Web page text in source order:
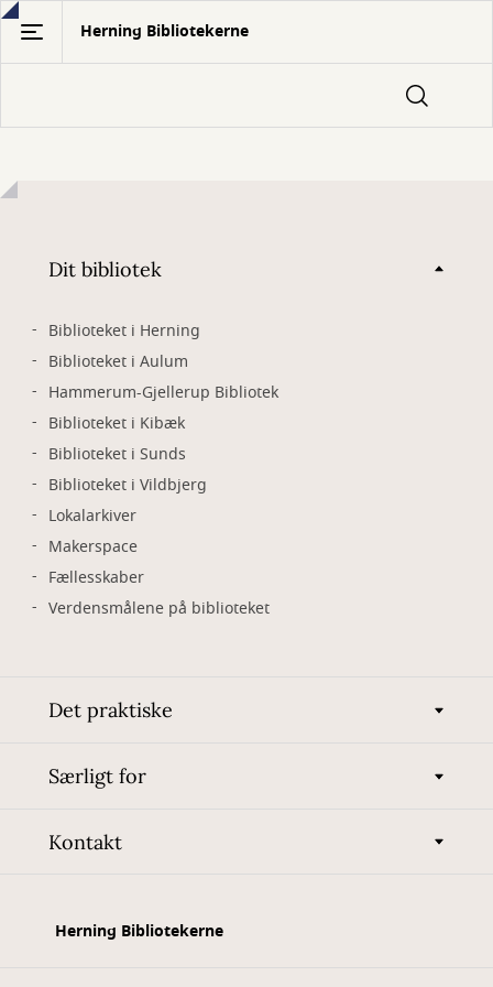
Gå
hovedindhold
Herning Bibliotekerne
Dit bibliotek
Biblioteket i Herning
Biblioteket i Aulum
Hammerum-Gjellerup Bibliotek
Biblioteket i Kibæk
Biblioteket i Sunds
Biblioteket i Vildbjerg
Lokalarkiver
Makerspace
Fællesskaber
Verdensmålene på biblioteket
Det praktiske
Særligt for
Kontakt
Herning Bibliotekerne